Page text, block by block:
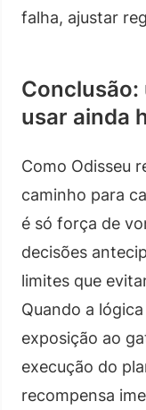
falha, ajustar
usar ainda
Como Odisseu
caminho para
é só força de
decisões
limites que
Quando a
exposição ao
execução do
recompensa